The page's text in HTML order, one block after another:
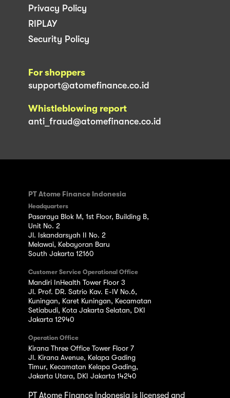
Privacy Policy
RIPLAY
Security Policy
For shoppers
support@atomefinance.co.id
Whistleblowing report
anti_fraud@atomefinance.co.id
PT Atome Finance Indonesia
Headquarters
Pasaraya Blok M, 1st Floor, Building B,
Unit No. 2
Jl. Iskandarsyah II No. 2
Melawai, Kebayoran Baru
South Jakarta 12160
Customer Service Operational Office
Mandiri InHealth Tower Floor 3
Jl. Prof. DR. Satrio Kav. E-IV No.6,
Kuningan, Karet Kuningan, Kecamatan
Setiabudi, Kota Jakarta Selatan, DKI
Jakarta 12940
Operation Office
Kirana Three Office Tower Floor 7
Jl. Kirana Avenue, Kelapa Gading
Timur, Kecamatan Kelapa Gading,
Jakarta Utara, DKI Jakarta 14240
PT Atome Finance Indonesia is licensed and